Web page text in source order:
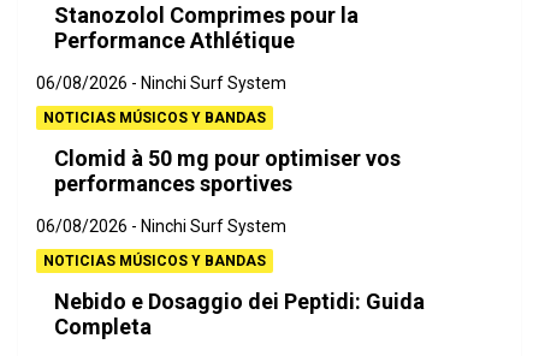
Stanozolol Comprimes pour la
Performance Athlétique
06/08/2026 Ninchi Surf System
NOTICIAS MÚSICOS Y BANDAS
Clomid à 50 mg pour optimiser vos
performances sportives
06/08/2026 Ninchi Surf System
NOTICIAS MÚSICOS Y BANDAS
Nebido e Dosaggio dei Peptidi: Guida
Completa